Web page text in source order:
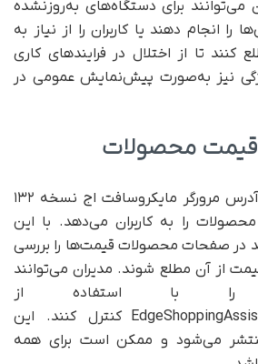
می‌توانند برای دستگاه‌های به‌روزنشده
را انجام دهند یا کاربران را از نیاز به
کنند تا از اختلال در فرایندهای کاری
نیز به‌صورت پیش‌نمایش عمومی در
محصولات
ویژگی جدیدی در نوار آدرس مرورگر مایکروسافت اج نسخه ۱۳۲
را به کاربران می‌دهد. با این
در صفحات محصولات قیمت‌ها را بررسی
از آن مطلع شوند. مدیران می‌توانند
را با استفاده از
سیاست EdgeShoppingAssistantEnabled کنترل کنند. این
می‌شود و ممکن است برای همه